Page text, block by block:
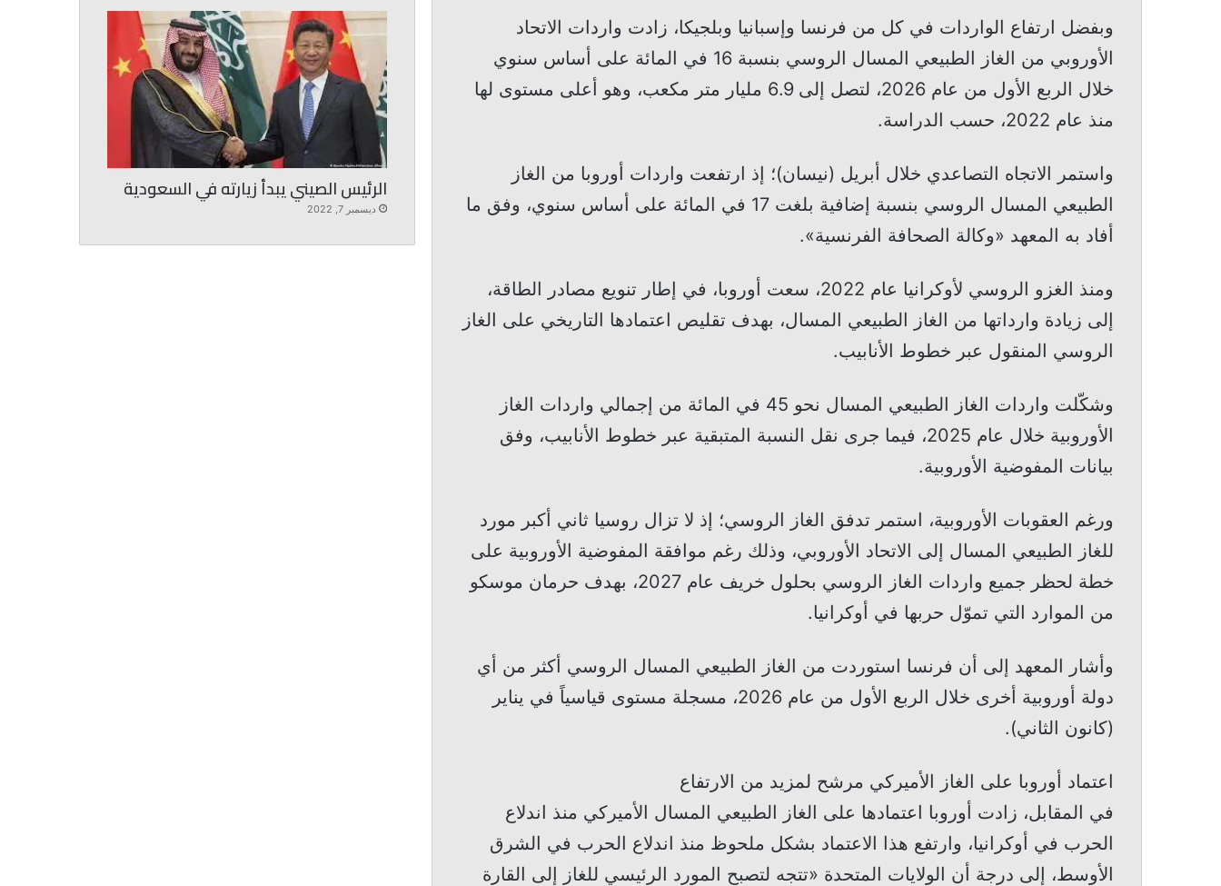
وبفضل ارتفاع الواردات في كل من فرنسا وإسبانيا وبلجيكا، زادت واردات الاتحاد
الأوروبي من الغاز الطبيعي المسال الروسي بنسبة 16 في المائة على أساس سنوي
خلال الربع الأول من عام 2026، لتصل إلى 6.9 مليار متر مكعب، وهو أعلى مستوى لها
منذ عام 2022، حسب الدراسة.
واستمر الاتجاه التصاعدي خلال أبريل (نيسان)؛ إذ ارتفعت واردات أوروبا من الغاز
الطبيعي المسال الروسي بنسبة إضافية بلغت 17 في المائة على أساس سنوي، وفق ما
أفاد به المعهد «وكالة الصحافة الفرنسية».
ومنذ الغزو الروسي لأوكرانيا عام 2022، سعت أوروبا، في إطار تنويع مصادر الطاقة،
إلى زيادة وارداتها من الغاز الطبيعي المسال، بهدف تقليص اعتمادها التاريخي على الغاز
الروسي المنقول عبر خطوط الأنابيب.
وشكّلت واردات الغاز الطبيعي المسال نحو 45 في المائة من إجمالي واردات الغاز
الأوروبية خلال عام 2025، فيما جرى نقل النسبة المتبقية عبر خطوط الأنابيب، وفق
بيانات المفوضية الأوروبية.
ورغم العقوبات الأوروبية، استمر تدفق الغاز الروسي؛ إذ لا تزال روسيا ثاني أكبر مورد
للغاز الطبيعي المسال إلى الاتحاد الأوروبي، وذلك رغم موافقة المفوضية الأوروبية على
خطة لحظر جميع واردات الغاز الروسي بحلول خريف عام 2027، بهدف حرمان موسكو
من الموارد التي تموّل حربها في أوكرانيا.
وأشار المعهد إلى أن فرنسا استوردت من الغاز الطبيعي المسال الروسي أكثر من أي
دولة أوروبية أخرى خلال الربع الأول من عام 2026، مسجلة مستوى قياسياً في يناير
(كانون الثاني).
اعتماد أوروبا على الغاز الأميركي مرشح لمزيد من الارتفاع
في المقابل، زادت أوروبا اعتمادها على الغاز الطبيعي المسال الأميركي منذ اندلاع
الحرب في أوكرانيا، وارتفع هذا الاعتماد بشكل ملحوظ منذ اندلاع الحرب في الشرق
الأوسط، إلى درجة أن الولايات المتحدة «تتجه لتصبح المورد الرئيسي للغاز إلى القارة
الرئيس الصيني يبدأ زيارته في السعودية
ديسمبر 7, 2022